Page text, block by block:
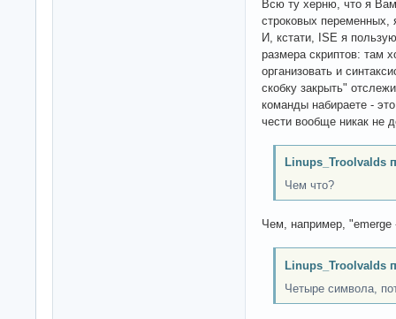
Всю ту херню, что я
строковых переменных,
И, кстати, ISE я
размера скриптов: там
организовать и
скобку закрыть"
команды набираете -
чести вообще никак не
Linups_Troolvalds
Чем что?
Чем, например, "emerge
Linups_Troolvalds
Четыре символа,